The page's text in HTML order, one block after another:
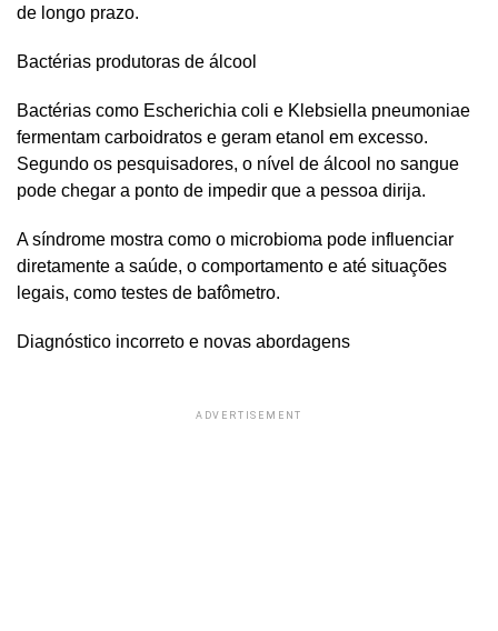
de longo prazo.
Bactérias produtoras de álcool
Bactérias como Escherichia coli e Klebsiella pneumoniae
fermentam carboidratos e geram etanol em excesso.
Segundo os pesquisadores, o nível de álcool no sangue
pode chegar a ponto de impedir que a pessoa dirija.
A síndrome mostra como o microbioma pode influenciar
diretamente a saúde, o comportamento e até situações
legais, como testes de bafômetro.
Diagnóstico incorreto e novas abordagens
ADVERTISEMENT